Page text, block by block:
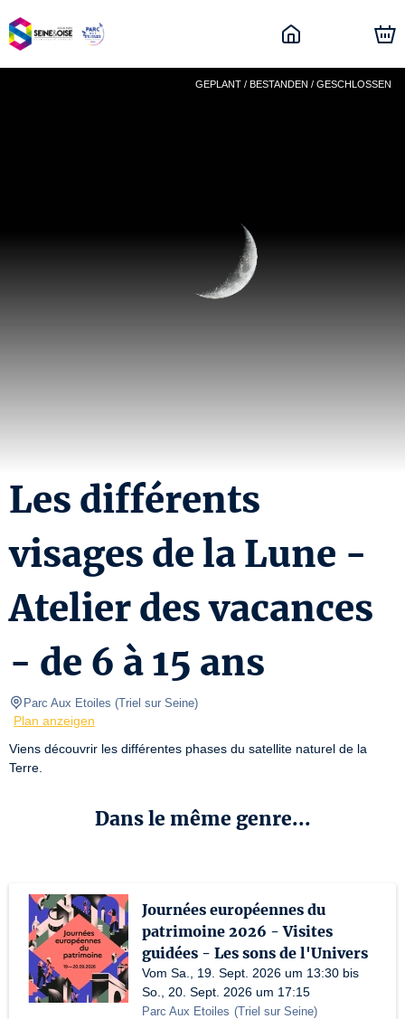
GEPLANT / BESTANDEN / GESCHLOSSEN
Les différents
visages de la Lune -
Atelier des vacances
- de 6 à 15 ans
Parc Aux Etoiles (Triel sur Seine)
Plan anzeigen
Viens découvrir les différentes phases du satellite naturel de la
Terre.
Dans le même genre...
Journées européennes du
patrimoine 2026 - Visites
guidées - Les sons de l'Univers
Vom Sa., 19. Sept. 2026 um 13:30 bis
So., 20. Sept. 2026 um 17:15
Parc Aux Etoiles (Triel sur Seine)